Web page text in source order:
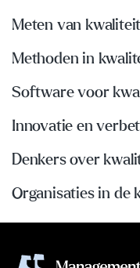
Meten van kwaliteit
Methoden in
Software voor
Innovatie en
Denkers over
Organisaties in de